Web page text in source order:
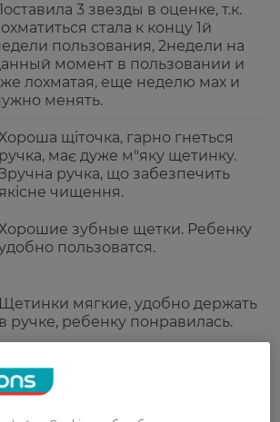
3 звезды в оценке, т.к.
стала к концу 1й
пользования, 2недели на
момент в пользовании и
лохматая, еще неделю мах и
менять.
щіточка, гарно гнеться
ручка, має дуже м"яку щетинку.
Зручна ручка, що забезпечить
якісне чищення.
зубные щетки. Ребенку
пользоватся.
Щетинки мягкие, удобно держать
в ручке, ребенку понравилась.
не жесткая щеточка.
оригинальная форма. и красивый